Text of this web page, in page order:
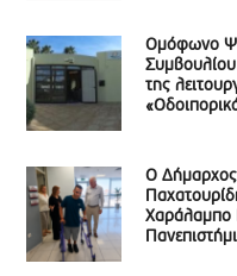
Ομόφωνο
Συμβουλίου
της
Ο Δήμαρχος
Χαράλαμπο